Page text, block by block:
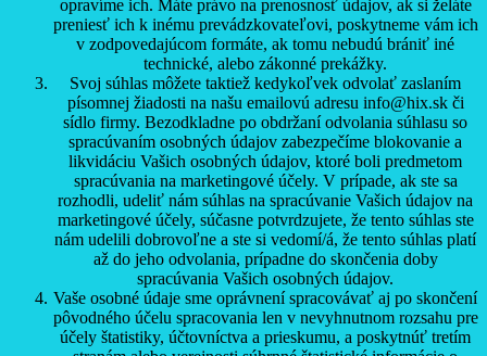
opravíme ich. Máte právo na prenosnosť údajov, ak si želáte
preniesť ich k inému prevádzkovateľovi, poskytneme vám ich
v zodpovedajúcom formáte, ak tomu nebudú brániť iné
technické, alebo zákonné prekážky.
Svoj súhlas môžete taktiež kedykoľvek odvolať zaslaním
písomnej žiadosti na našu emailovú adresu info@hix.sk či
sídlo firmy. Bezodkladne po obdržaní odvolania súhlasu so
spracúvaním osobných údajov zabezpečíme blokovanie a
likvidáciu Vašich osobných údajov, ktoré boli predmetom
spracúvania na marketingové účely. V prípade, ak ste sa
rozhodli, udeliť nám súhlas na spracúvanie Vašich údajov na
marketingové účely, súčasne potvrdzujete, že tento súhlas ste
nám udelili dobrovoľne a ste si vedomí/á, že tento súhlas platí
až do jeho odvolania, prípadne do skončenia doby
spracúvania Vašich osobných údajov.
Vaše osobné údaje sme oprávnení spracovávať aj po skončení
pôvodného účelu spracovania len v nevyhnutnom rozsahu pre
účely štatistiky, účtovníctva a prieskumu, a poskytnúť tretím